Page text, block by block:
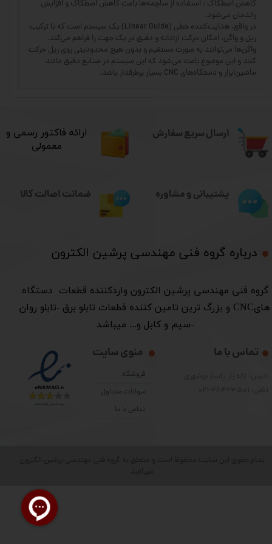
کاهش اصطکاک : استفاده از ساچمه‌ها باعث کاهش اصطکاک و افزایش
راندمان می‌شود.
در واقع، هدایت‌کننده خطی (Linear Guide) یک سیستم است که با ترکیب
ریل و واگن، امکان حرکت آزادانه و دقیق در یک جهت را فراهم می‌کند.
واگن‌ها می‌توانند به صورت مستقیم و بدون هیچ محدودیتی روی ریل حرکت
کنند و این موضوع باعث می‌شود که این سیستم در صنایع دقیق مانند
ماشین‌ابزار و دستگاه‌های CNC بسیار پرطرفدار باشد.
ارسال سریع سفارش
درباره گروه فنی مهندسی پرشین الکترون​​​​​​​
​گروه فنی مهندسی پرشین الکترون واردکننده قطعات دستگاه
هایCNC و بزرگ ترین تامین کننده قطعات تابلو برق -تابلو روان
-سیم و کابل و... میباشد
منوی سایت
فروشگاه
سوالات متداول
تماس با ما
تماس با ما
​ارائه فاکتور رسمی و
معمولی
پشتیبانی و مشاوره ضمانت اصالت کالا